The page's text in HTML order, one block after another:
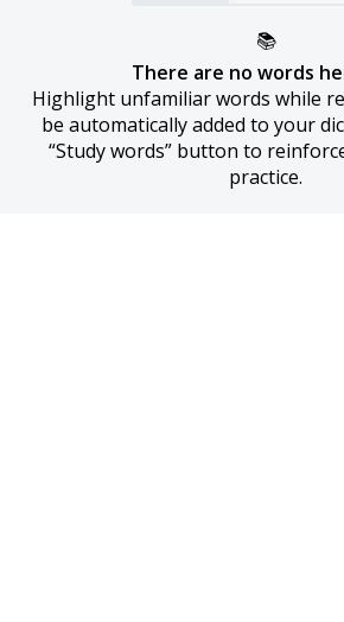
📚
There are no words
Highlight unfamiliar words while
be automatically added to your
“Study words” button to
practice.